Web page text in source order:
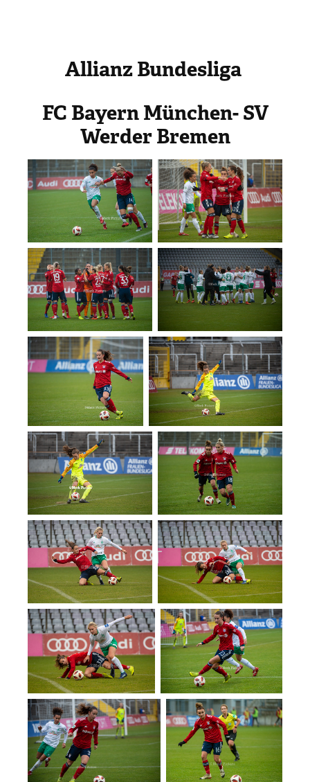
Allianz Bundesliga
FC Bayern München- SV
Werder Bremen